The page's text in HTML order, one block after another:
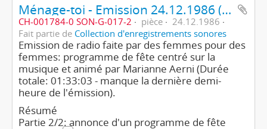
Ménage-toi - Emission 24.12.1986 (2ème partie/2)
CH-001784-0 SON-G-017-2 pièce
24.12.1986
Fait partie de Collection d'enregistrements sonores
Emission de radio faite par des femmes pour des
femmes: programme de fête centré sur la
musique et animé par Marianne Aerni (Durée
totale: 01:33:03 - manque la dernière demi-
heure de l'émission).
Résumé
Partie 2/2: annonce d'un programme de fête